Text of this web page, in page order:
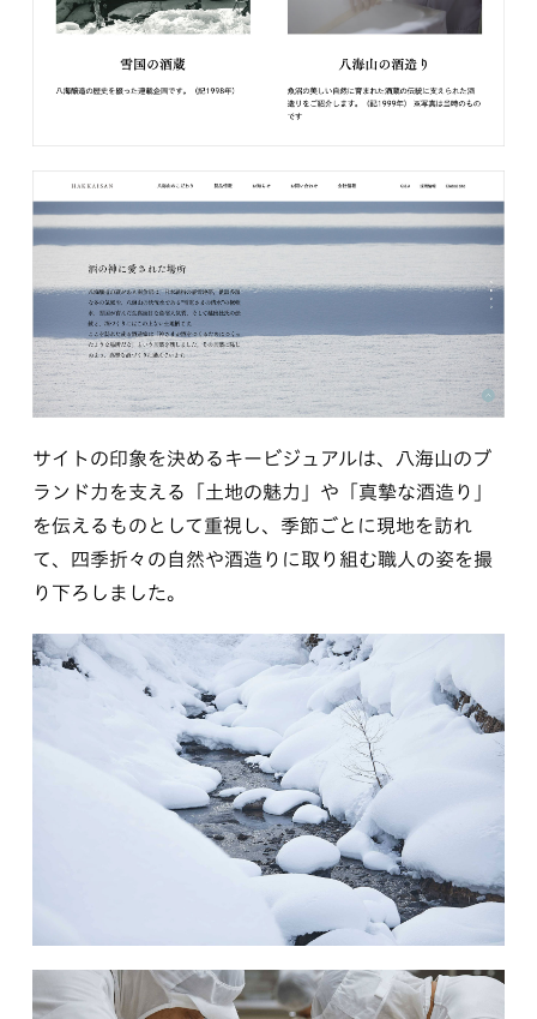
サイトの印象を決めるキービジュアルは、八海山のブ
ランド力を支える「土地の魅力」や「真摯な酒造り」
を伝えるものとして重視し、季節ごとに現地を訪れ
て、四季折々の自然や酒造りに取り組む職人の姿を撮
り下ろしました。